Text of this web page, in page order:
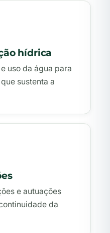
hídrica
uso da água para
sustenta a
e autuações
da